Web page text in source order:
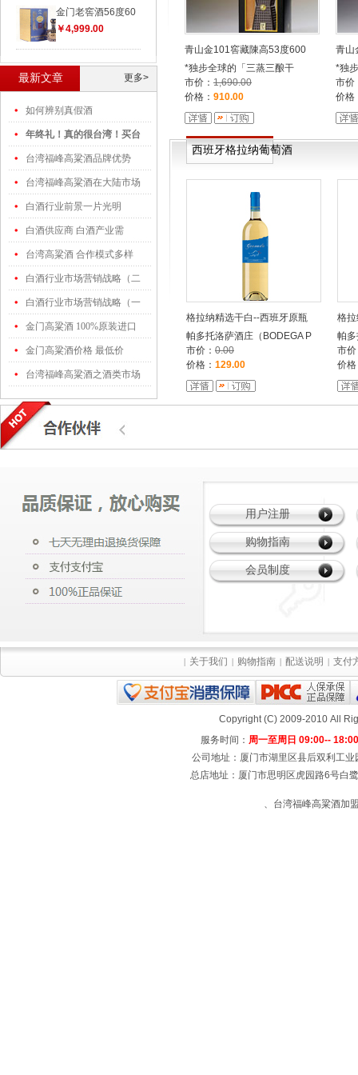
青山金101窖藏陳高53度600
*独步全球的「三蒸三酿干
市价： 1,690.00
价格： 910.00
青山
*独
市价
价格
金门老窖酒56度60
￥4,999.00
最新文章 更多>
如何辨别真假酒
年终礼！真的很台湾！买台
台湾福峰高粱酒品牌优势
台湾福峰高粱酒在大陆市场
白酒行业前景一片光明
白酒供应商 白酒产业需
台湾高粱酒 合作模式多样
白酒行业市场营销战略（二
白酒行业市场营销战略（一
金门高粱酒 100%原装进口
金门高粱酒价格 最低价
台湾福峰高粱酒之酒类市场
西班牙格拉纳葡萄酒
格拉纳精选干白--西班牙原瓶
帕多托洛萨酒庄（BODEGA P
市价： 0.00
价格： 129.00
格
帕
市
价
Copyright (C) 2009-2010 All
服务时间： 周一至周日 09:00-- 18:00
公司地址：厦门市湖里区县后双利工
总店地址：厦门市思明区虎园路6号白
、台湾福峰高粱酒加
| 关于我们 | 购物指南 | 配送说明 | 支付
用户注册
购物指南
会员制度